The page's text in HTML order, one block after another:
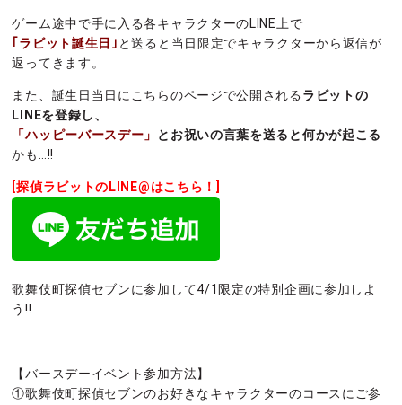
ゲーム途中で手に入る各キャラクターのLINE上で
｢ラビット誕生日｣ と送ると当日限定でキャラクターから返信が
返ってきます。
また、誕生日当日にこちらのページで公開される ラビットの
LINEを登録し、
「ハッピーバースデー」
とお祝いの言葉を送ると何かが起こる
かも…!!
[探偵ラビットのLINE@はこちら！]
歌舞伎町探偵セブンに参加して4/1限定の特別企画に参加しよ
う!!
【バースデーイベント参加方法】
①歌舞伎町探偵セブンのお好きなキャラクターのコースにご参